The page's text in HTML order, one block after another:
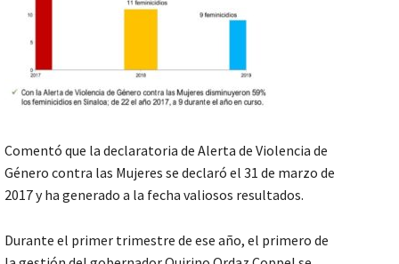
Comentó que la declaratoria de Alerta de Violencia de
Género contra las Mujeres se declaró el 31 de marzo de
2017 y ha generado a la fecha valiosos resultados.
Durante el primer trimestre de ese año, el primero de